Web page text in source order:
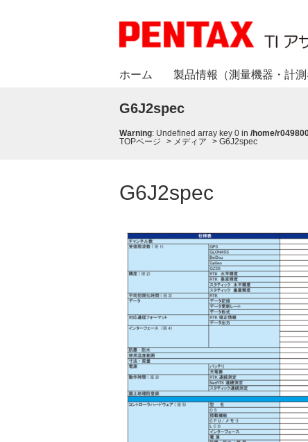
ホーム 製品情報（測量機器・計測
G6J2spec
Warning: Undefined array key 0 in /home/
TOPページ
> メディア > G6J2spec
G6J2spec